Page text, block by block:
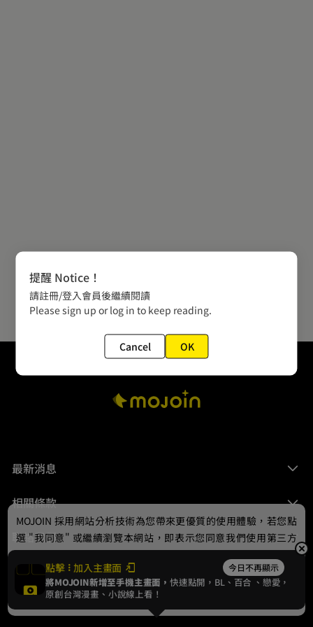
最新消息
相關條款
聯絡我們
© 2024 gamania Digital Entertainment Co., Ltd.
點擊 加入主畫面 今日不再顯示
將MOJOIN新增至手機主畫面，快速點開，BL、 百合 、戀愛，
原創台灣漫畫、小說線上看！
MOJOIN 採用網站分析技術為您帶來更優質的使用體驗，若您點
選 "我同意" 或繼續瀏覽本網站，即表示您同意我們使用第三方
Cookie，欲瞭解更多資訊請見隱私權政策。
我同意
提醒 Notice！
請註冊/登入會員後繼續閱讀
Please sign up or log in to keep reading.
Cancel OK